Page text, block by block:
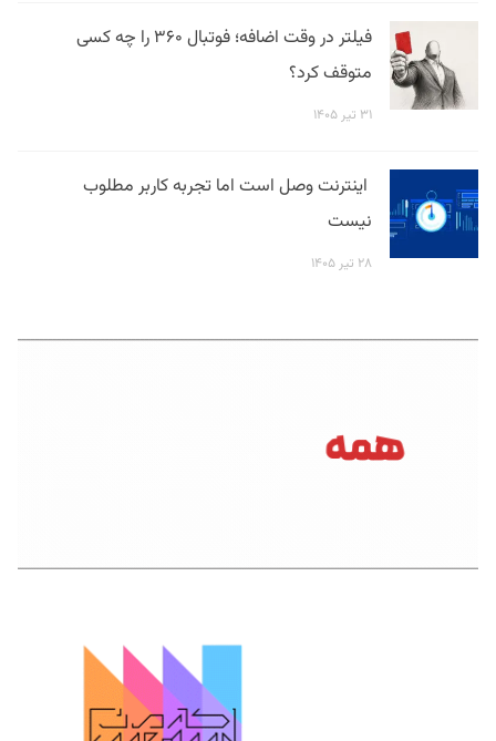
فیلتر در وقت اضافه؛ فوتبال ۳۶۰ را چه کسی
متوقف کرد؟
۳۱ تیر ۱۴۰۵
اینترنت وصل است اما تجربه کاربر مطلوب
نیست
۲۸ تیر ۱۴۰۵